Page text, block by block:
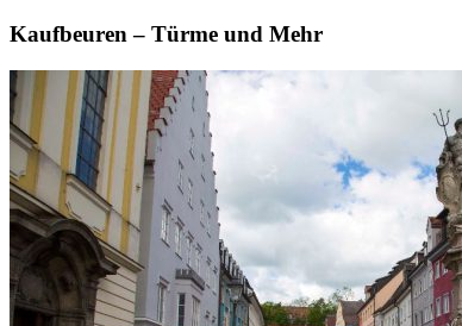
Kaufbeuren – Türme und Mehr